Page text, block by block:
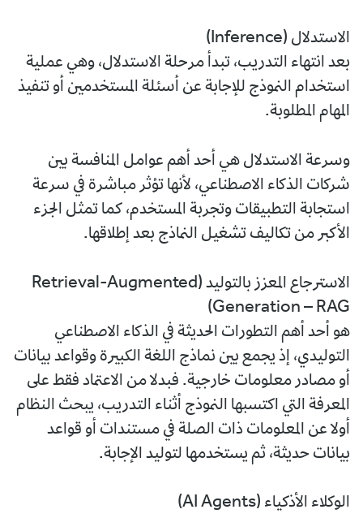
الاستدلال (Inference)
بعد انتهاء التدريب، تبدأ مرحلة الاستدلال، وهي عملية
استخدام النموذج للإجابة عن أسئلة المستخدمين أو تنفيذ
المهام المطلوبة.
وسرعة الاستدلال هي أحد أهم عوامل المنافسة بين
شركات الذكاء الاصطناعي، لأنها تؤثر مباشرة في سرعة
استجابة التطبيقات وتجربة المستخدم، كما تمثل الجزء
الأكبر من تكاليف تشغيل النماذج بعد إطلاقها.
الاسترجاع المعزز بالتوليد (Retrieval-Augmented
Generation – RAG)
هو أحد أهم التطورات الحديثة في الذكاء الاصطناعي
التوليدي، إذ يجمع بين نماذج اللغة الكبيرة وقواعد بيانات
أو مصادر معلومات خارجية. فبدلا من الاعتماد فقط على
المعرفة التي اكتسبها النموذج أثناء التدريب، يبحث النظام
أولا عن المعلومات ذات الصلة في مستندات أو قواعد
بيانات حديثة، ثم يستخدمها لتوليد الإجابة.
الوكلاء الأذكياء (AI Agents)